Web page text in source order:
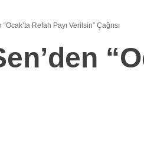
Refah Payı Verilsin” Çağrısı